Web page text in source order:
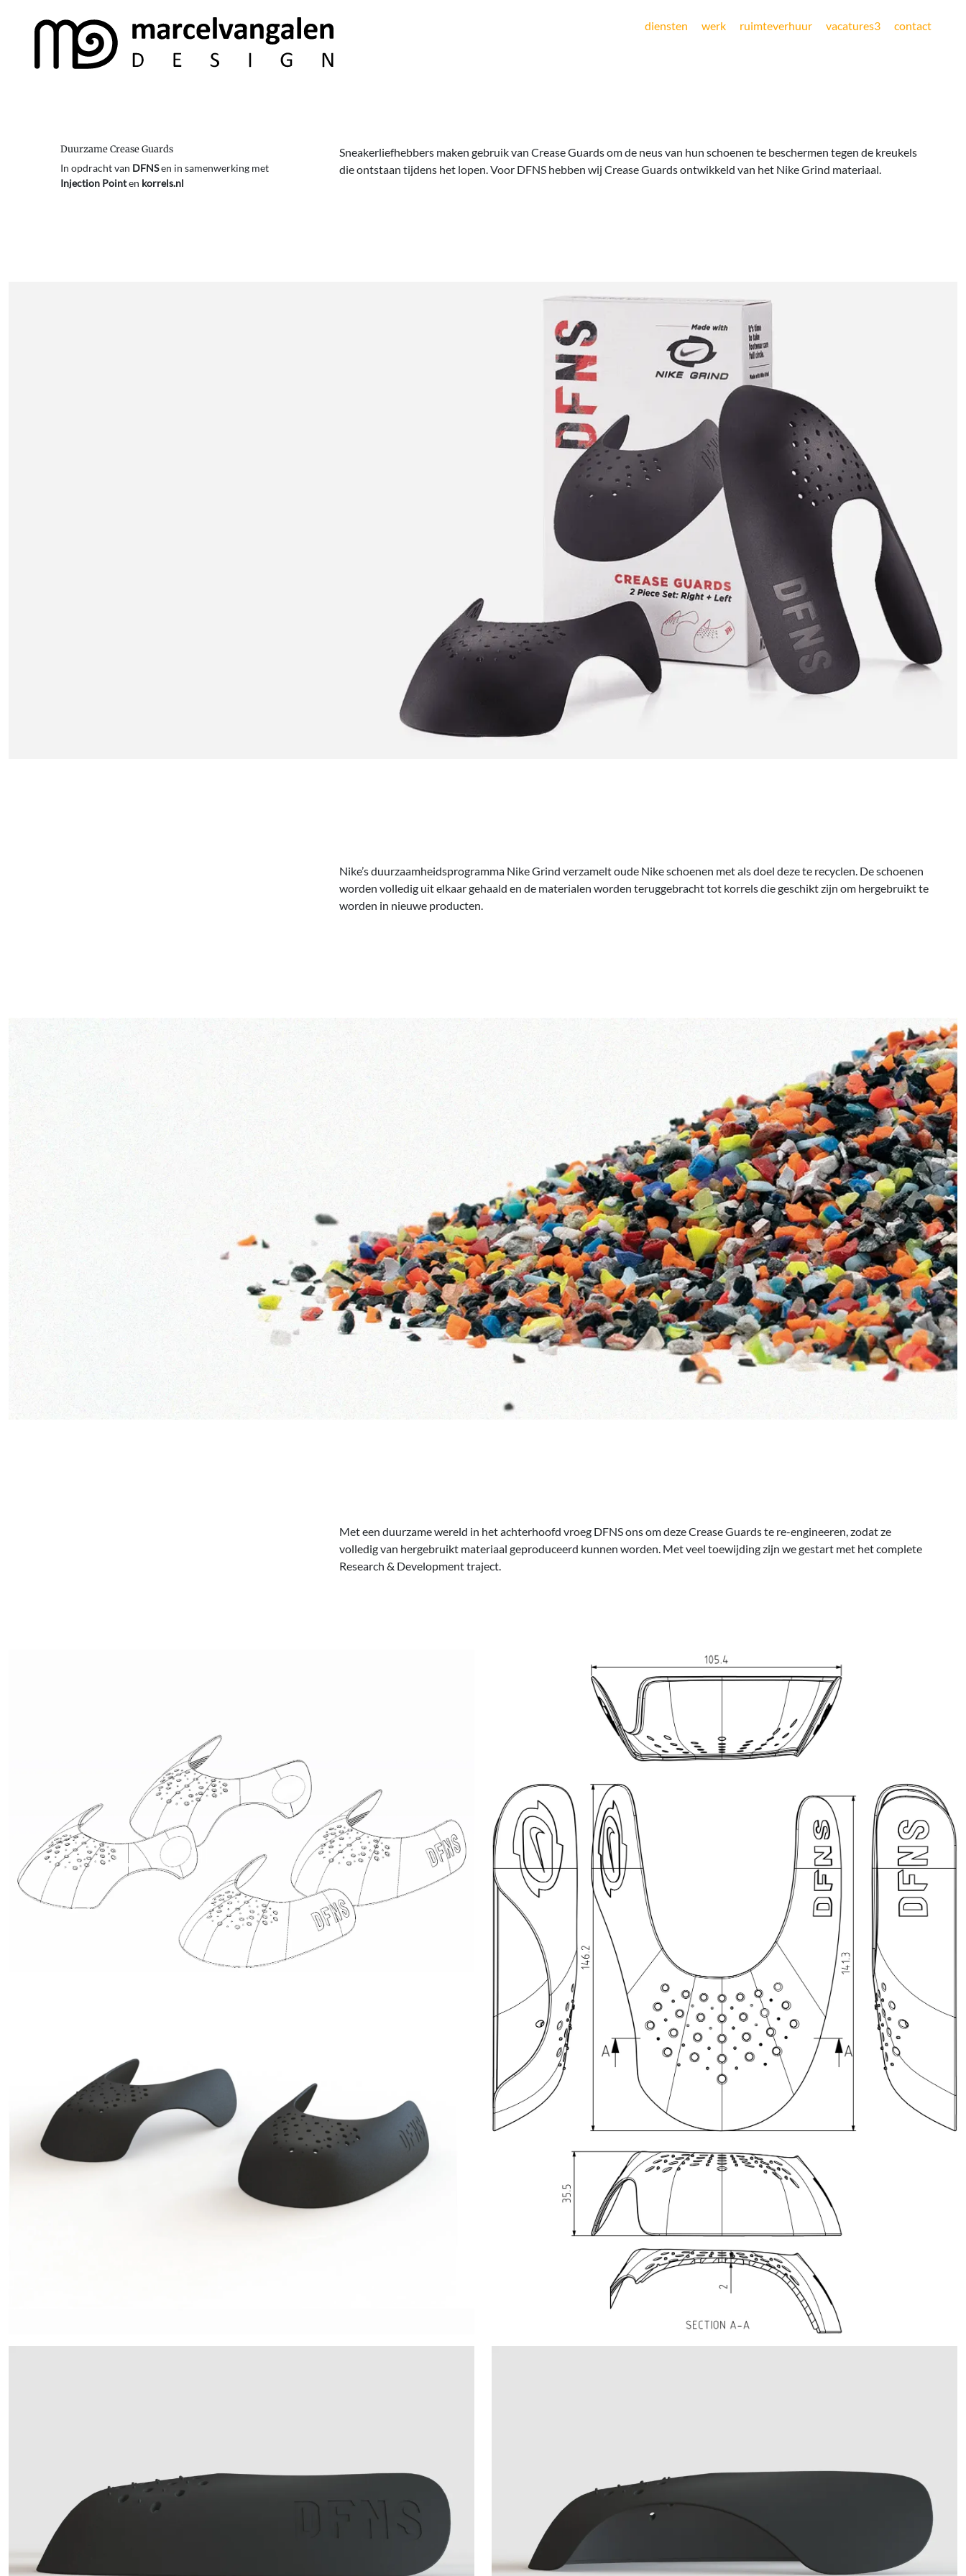
diensten werk ruimteverhuur vacatures3 contact
Duurzame Crease Guards
In opdracht van DFNSen in samenwerking met
Injection Pointen korrels.nl
Sneakerliefhebbers maken gebruik van Crease Guards om de neus van hun schoenen te beschermen tegen de kreukels
die ontstaan tijdens het lopen. Voor DFNS hebben wij Crease Guards ontwikkeld van het Nike Grind materiaal.
Nike’s duurzaamheidsprogramma Nike Grind verzamelt oude Nike schoenen met als doel deze te recyclen. De schoenen
worden volledig uit elkaar gehaald en de materialen worden teruggebracht tot korrels die geschikt zijn om hergebruikt te
worden in nieuwe producten.
Met een duurzame wereld in het achterhoofd vroeg DFNS ons om deze Crease Guards te re-engineeren, zodat ze
volledig van hergebruikt materiaal geproduceerd kunnen worden. Met veel toewijding zijn we gestart met het complete
Research & Development traject.